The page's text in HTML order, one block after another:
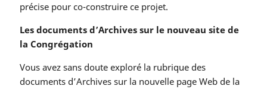
précise pour co-construire ce projet.
Les documents d’Archives sur le nouveau site de
la Congrégation
Vous avez sans doute exploré la rubrique des
documents d’Archives sur la nouvelle page Web de la